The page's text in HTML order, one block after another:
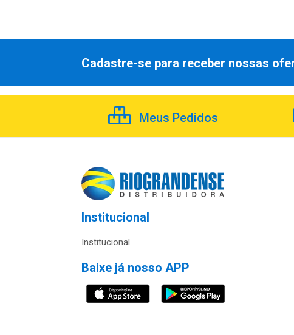
Cadastre-se para receber nossas
Meus Pedidos
Institucional
Institucional
Baixe já nosso APP